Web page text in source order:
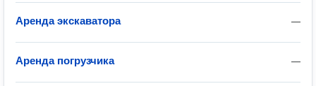
—
Аренда экскаватора
—
Аренда погрузчика